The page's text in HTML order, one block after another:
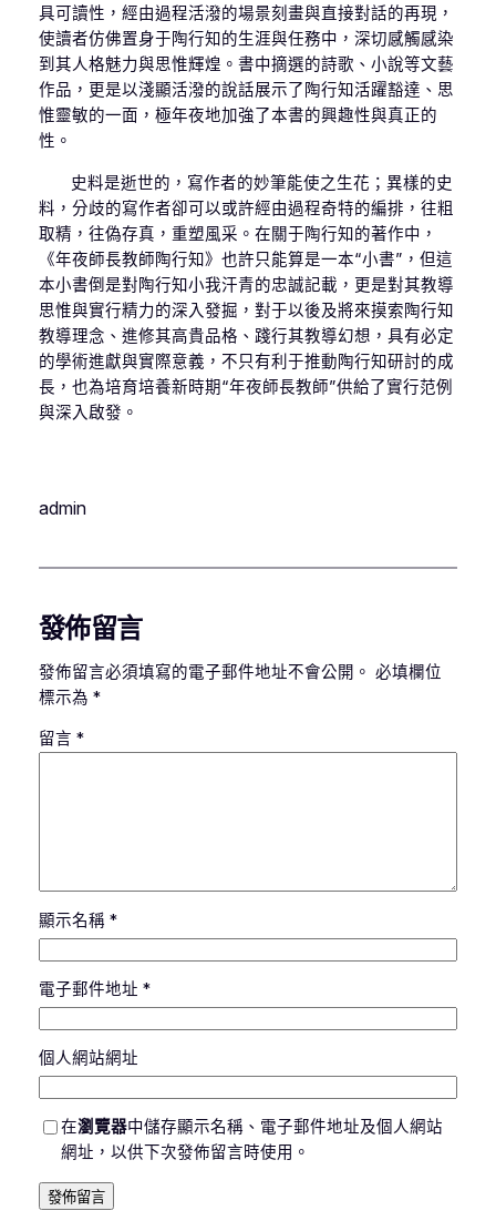
具可讀性，經由過程活潑的場景刻畫與直接對話的再現，
使讀者仿佛置身于陶行知的生涯與任務中，深切感觸感染
到其人格魅力與思惟輝煌。書中摘選的詩歌、小說等文藝
作品，更是以淺顯活潑的說話展示了陶行知活躍豁達、思
惟靈敏的一面，極年夜地加強了本書的興趣性與真正的
性。
史料是逝世的，寫作者的妙筆能使之生花；異樣的史
料，分歧的寫作者卻可以或許經由過程奇特的編排，往粗
取精，往偽存真，重塑風采。在關于陶行知的著作中，
《年夜師長教師陶行知》也許只能算是一本“小書”，但這
本小書倒是對陶行知小我汗青的忠誠記載，更是對其教導
思惟與實行精力的深入發掘，對于以後及將來摸索陶行知
教導理念、進修其高貴品格、踐行其教導幻想，具有必定
的學術進獻與實際意義，不只有利于推動陶行知研討的成
長，也為培育培養新時期“年夜師長教師”供給了實行范例
與深入啟發。
admin
發佈留言
發佈留言必須填寫的電子郵件地址不會公開。 必填欄位
標示為 *
留言 *
顯示名稱 *
電子郵件地址 *
個人網站網址
在瀏覽器中儲存顯示名稱、電子郵件地址及個人網站
網址，以供下次發佈留言時使用。